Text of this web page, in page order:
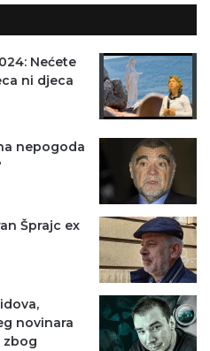
Nećete
ni djeca
nepogoda
Šprajc ex
novinara
zbog